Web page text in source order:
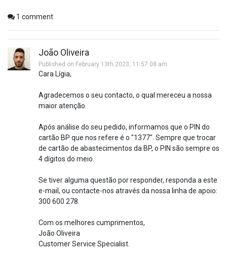
1 comment
João Oliveira
Published on February 13th 2023, 11:57:08 am
Cara Lígia,
Agradecemos o seu contacto, o qual mereceu a nossa
maior atenção.
Após análise do seu pedido, informamos que o PIN do
cartão BP que nos refere é o "1377". Sempre que trocar
de cartão de abastecimentos da BP, o PIN são sempre os
4 dígitos do meio.
Se tiver alguma questão por responder, responda a este
e-mail, ou contacte-nos através da nossa linha de apoio:
300 600 278.
Com os melhores cumprimentos,
João Oliveira
Customer Service Specialist.